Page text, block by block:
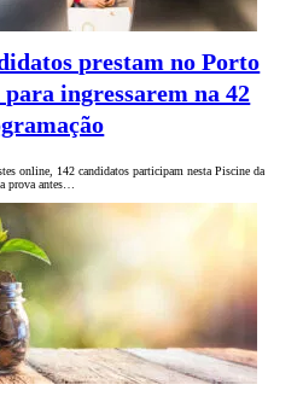
prestam no Porto
ingressarem na 42
online, 142 candidatos participam nesta Piscine da
prova antes…